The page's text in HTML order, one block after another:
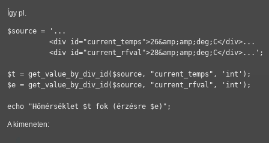
Így pl.
$source = '...
          <div id="current_temps">26&amp;amp;deg;C</div>...
          <div id="current_rfval">28&amp;amp;deg;C</div>...';
$t = get_value_by_div_id($source, "current_temps", 'int');
$e = get_value_by_div_id($source, "current_rfval", 'int');
echo "Hőmérséklet $t fok (érzésre $e)";
A kimeneten: